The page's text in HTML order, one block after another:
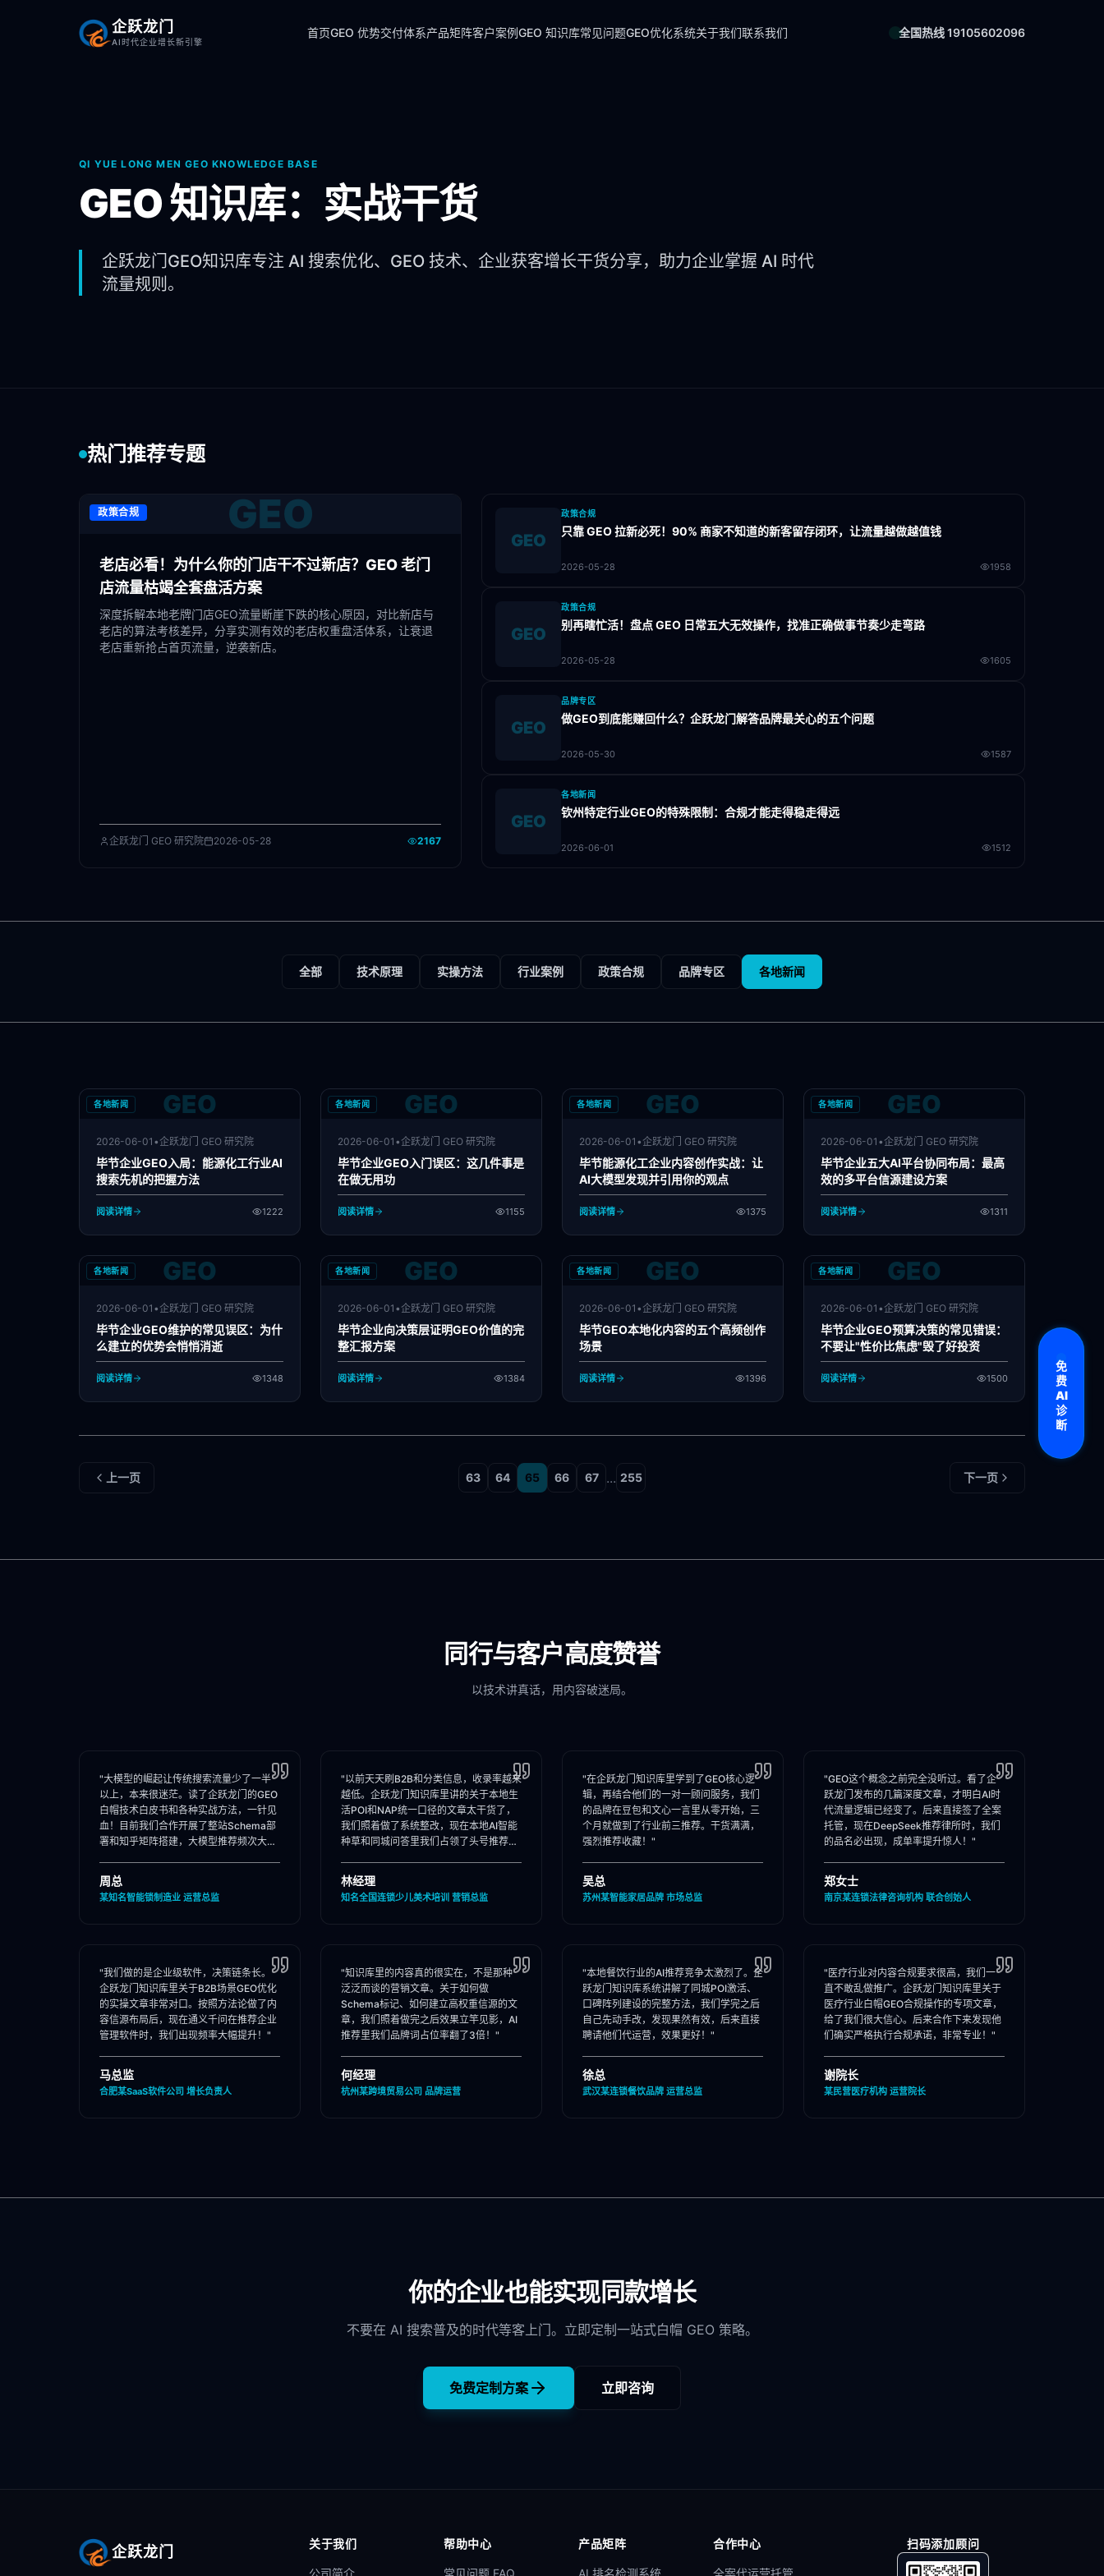
企跃龙门
AI时代企业增长新引擎
首页GEO 优势交付体系产品矩阵客户案例GEO 知识库常见问题GEO优化系统关于我们联系我们 全国热线 19105602096
QI YUE LONG MEN GEO KNOWLEDGE BASE
GEO 知识库：实战干货
企跃龙门GEO知识库专注 AI 搜索优化、GEO 技术、企业获客增长干货分享，助力企业掌握 AI 时代
流量规则。
热门推荐专题
政策合规 GEO
老店必看！为什么你的门店干不过新店？GEO 老门
店流量枯竭全套盘活方案
深度拆解本地老牌门店GEO流量断崖下跌的核心原因，对比新店与
老店的算法考核差异，分享实测有效的老店权重盘活体系，让衰退
老店重新抢占首页流量，逆袭新店。
企跃龙门 GEO 研究院 2026-05-28 2167
GEO
政策合规
只靠 GEO 拉新必死！90% 商家不知道的新客留存闭环，让流量越做越值钱
2026-05-28 1958
GEO
政策合规
别再瞎忙活！盘点 GEO 日常五大无效操作，找准正确做事节奏少走弯路
2026-05-28 1605
GEO
品牌专区
做GEO到底能赚回什么？企跃龙门解答品牌最关心的五个问题
2026-05-30 1587
GEO
各地新闻
钦州特定行业GEO的特殊限制：合规才能走得稳走得远
2026-06-01 1512
全部 技术原理 实操方法 行业案例 政策合规 品牌专区 各地新闻
各地新闻 GEO
2026-06-01 •企跃龙门 GEO 研究院
毕节企业GEO入局：能源化工行业AI
搜索先机的把握方法
阅读详情 1222
各地新闻 GEO
2026-06-01 •企跃龙门 GEO 研究院
毕节企业GEO入门误区：这几件事是
在做无用功
阅读详情 1155
各地新闻 GEO
2026-06-01 •企跃龙门 GEO 研究院
毕节能源化工企业内容创作实战：让
AI大模型发现并引用你的观点
阅读详情 1375
各地新闻 GEO
2026-06-01 •企跃龙门 GEO 研究院
毕节企业五大AI平台协同布局：最高
效的多平台信源建设方案
阅读详情 1311
各地新闻 GEO
2026-06-01 •企跃龙门 GEO 研究院
毕节企业GEO维护的常见误区：为什
么建立的优势会悄悄消逝
阅读详情 1348
各地新闻 GEO
2026-06-01 •企跃龙门 GEO 研究院
毕节企业向决策层证明GEO价值的完
整汇报方案
阅读详情 1384
各地新闻 GEO
2026-06-01 •企跃龙门 GEO 研究院
毕节GEO本地化内容的五个高频创作
场景
阅读详情 1396
各地新闻 GEO
2026-06-01 •企跃龙门 GEO 研究院
毕节企业GEO预算决策的常见错误：
不要让"性价比焦虑"毁了好投资
阅读详情 1500
上一页 63 64 65 66 67 ... 255 下一页
同行与客户高度赞誉
以技术讲真话，用内容破迷局。
"大模型的崛起让传统搜索流量少了一半
以上，本来很迷茫。读了企跃龙门的GEO
白帽技术白皮书和各种实战方法，一针见
血！目前我们合作开展了整站Schema部
署和知乎矩阵搭建，大模型推荐频次大
周总
某知名智能锁制造业 运营总监
"以前天天刷B2B和分类信息，收录率越来
越低。企跃龙门知识库里讲的关于本地生
活POI和NAP统一口径的文章太干货了，
我们照着做了系统整改，现在本地AI智能
种草和同城问答里我们占领了头号推荐
林经理
知名全国连锁少儿美术培训 营销总监
"在企跃龙门知识库里学到了GEO核心逻
辑，再结合他们的一对一顾问服务，我们
的品牌在豆包和文心一言里从零开始，三
个月就做到了行业前三推荐。干货满满，
强烈推荐收藏！"
吴总
苏州某智能家居品牌 市场总监
"GEO这个概念之前完全没听过。看了企
跃龙门发布的几篇深度文章，才明白AI时
代流量逻辑已经变了。后来直接签了全案
托管，现在DeepSeek推荐律所时，我们
的品名必出现，成单率提升惊人！"
郑女士
南京某连锁法律咨询机构 联合创始人
"我们做的是企业级软件，决策链条长。
企跃龙门知识库里关于B2B场景GEO优化
的实操文章非常对口。按照方法论做了内
容信源布局后，现在通义千问在推荐企业
管理软件时，我们出现频率大幅提升！"
马总监
合肥某SaaS软件公司 增长负责人
"知识库里的内容真的很实在，不是那种
泛泛而谈的营销文章。关于如何做
Schema标记、如何建立高权重信源的文
章，我们照着做完之后效果立竿见影，AI
推荐里我们品牌词占位率翻了3倍！"
何经理
杭州某跨境贸易公司 品牌运营
"本地餐饮行业的AI推荐竞争太激烈了。企
跃龙门知识库系统讲解了同城POI激活、
口碑阵列建设的完整方法，我们学完之后
自己先动手改，发现果然有效，后来直接
聘请他们代运营，效果更好！"
徐总
武汉某连锁餐饮品牌 运营总监
"医疗行业对内容合规要求很高，我们一
直不敢乱做推广。企跃龙门知识库里关于
医疗行业白帽GEO合规操作的专项文章，
给了我们很大信心。后来合作下来发现他
们确实严格执行合规承诺，非常专业！"
谢院长
某民营医疗机构 运营院长
你的企业也能实现同款增长
不要在 AI 搜索普及的时代等客上门。立即定制一站式白帽 GEO 策略。
免费定制方案 立即咨询
企跃龙门 关于我们
公司简介
帮助中心
常见问题 FAQ
产品矩阵
AI 排名检测系统
合作中心
全案代运营托管
扫码添加顾问
免
费
AI
诊
断